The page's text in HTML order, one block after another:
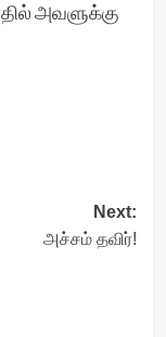
அவளுக்கு
Next:
அச்சம் தவிர்!